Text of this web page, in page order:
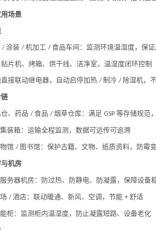
场景
/ 涂装 / 机加工 / 食品车间：监测环境温湿度，保
片机、烤箱、烘干线、洁净室，温湿度闭环控制
接联动继电器，自动启停加热 / 制冷 / 除湿机，
、药品 / 食品 / 烟草仓库：满足 GSP 等存储规范
集装箱：运输全程监测，数据可远传可追溯
馆 / 图书馆：保护古籍、文物、纸质资料，防霉
机房
服务器机房：防过热、防静电、防凝露，保障设备
/ 酒店：联动暖通、新风、空调，节能 + 舒适
柜：监测柜内温湿度，防止凝露短路、设备老化